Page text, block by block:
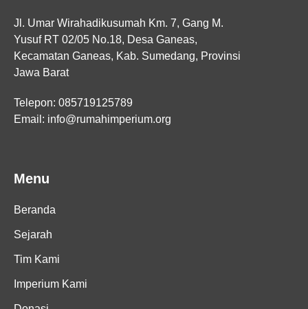
Jl. Umar Wirahadikusumah Km. 7, Gang M.
Yusuf RT 02/05 No.18, Desa Ganeas,
Kecamatan Ganeas, Kab. Sumedang, Provinsi
Jawa Barat
Telepon: 085719125789
Email: info@rumahimperium.org
Menu
Beranda
Sejarah
Tim Kami
Imperium Kami